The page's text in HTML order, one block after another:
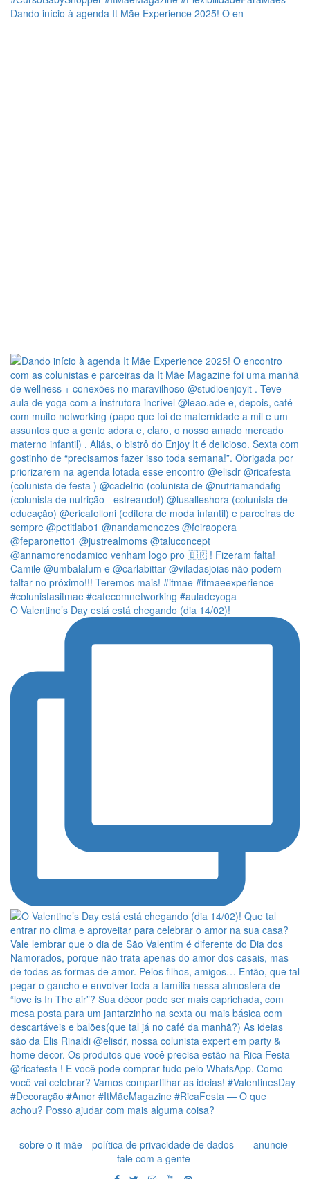
Dando início à agenda It Mãe Experience 2025! O en
O Valentine’s Day está está chegando (dia 14/02)!
sobre o it mãe política de privacidade de dados
anuncie
fale com a gente